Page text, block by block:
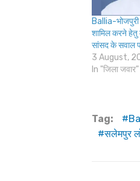
Ballia-
शामिल करने हेतु
सांसद के सवाल
3 August,
In "जिला जवार"
Tag:
सलेमपुर